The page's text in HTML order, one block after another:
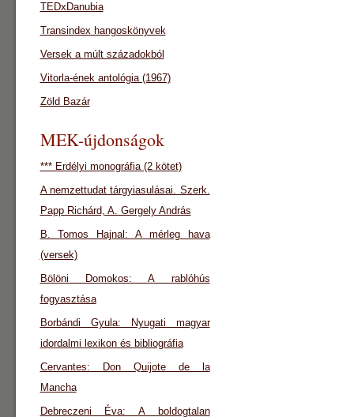
TEDxDanubia
Transindex hangoskönyvek
Versek a múlt századokból
Vitorla-ének antológia (1967)
Zöld Bazár
MEK-újdonságok
*** Erdélyi monográfia (2 kötet)
A nemzettudat tárgyiasulásai. Szerk.
Papp Richárd, A. Gergely András
B. Tomos Hajnal: A mérleg hava
(versek)
Bölöni Domokos: A rablóhús
fogyasztása
Borbándi Gyula: Nyugati magyar
idordalmi lexikon és bibliográfia
Cervantes: Don Quijote de la
Mancha
Debreczeni Éva: A boldogtalan